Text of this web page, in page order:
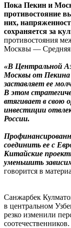
Пока Пекин и
противостояние
них,
сохраняется за
противостояния
Москвы — Средняя
«В Центральной
Москвы от Пекина
заставляет ее
В этом
втягивает в свою
инвестиции
России.
соединить ее с
Китайские
уменьшить
говорится в
Санжарбек
в центральном
резко изменили
соотечественников.